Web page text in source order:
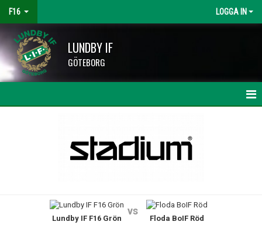
F16 LOGGA IN
LUNDBY IF
GÖTEBORG
Lundby IF F16 Grön
vs
Floda BoIF Röd